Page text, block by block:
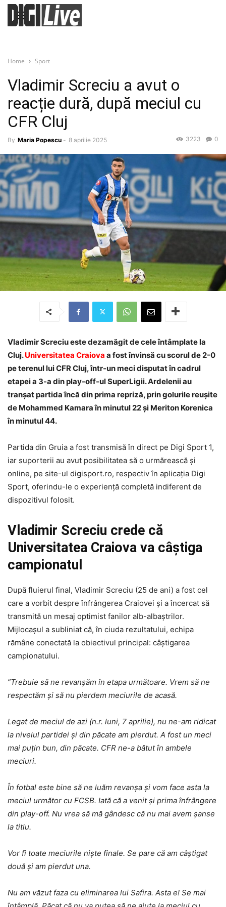
Home Sport
Vladimir Screciu a avut o
reacție dură, după meciul cu
CFR Cluj
By Maria Popescu - 8 aprilie 2025 0
3223
Vladimir Screciu este dezamăgit de cele întâmplate la
Cluj.Universitatea Craiova a fost învinsă cu scorul de 2-0
pe terenul lui CFR Cluj, într-un meci disputat în cadrul
etapei a 3-a din play-off-ul SuperLigii. Ardelenii au
tranșat partida încă din prima repriză, prin golurile reușite
de Mohammed Kamara în minutul 22 și Meriton Korenica
în minutul 44.
Partida din Gruia a fost transmisă în direct pe Digi Sport 1,
iar suporterii au avut posibilitatea să o urmărească și
online, pe site-ul digisport.ro, respectiv în aplicația Digi
Sport, oferindu-le o experiență completă indiferent de
dispozitivul folosit.
Vladimir Screciu crede că
Universitatea Craiova va câștiga
campionatul
După fluierul final, Vladimir Screciu (25 de ani) a fost cel
care a vorbit despre înfrângerea Craiovei și a încercat să
transmită un mesaj optimist fanilor alb-albaștrilor.
Mijlocașul a subliniat că, în ciuda rezultatului, echipa
rămâne conectată la obiectivul principal: câștigarea
campionatului.
”Trebuie să ne revanșăm în etapa următoare. Vrem să ne
respectăm și să nu pierdem meciurile de acasă.
Legat de meciul de azi (n.r. luni, 7 aprilie), nu ne-am ridicat
la nivelul partidei și din păcate am pierdut. A fost un meci
mai puțin bun, din păcate. CFR ne-a bătut în ambele
meciuri.
În fotbal este bine să ne luăm revanșa și vom face asta la
meciul următor cu FCSB. Iată că a venit și prima înfrângere
din play-off. Nu vrea să mă gândesc că nu mai avem șanse
la titlu.
Vor fi toate meciurile niște finale. Se pare că am câștigat
două și am pierdut una.
Nu am văzut faza cu eliminarea lui Safira. Asta e! Se mai